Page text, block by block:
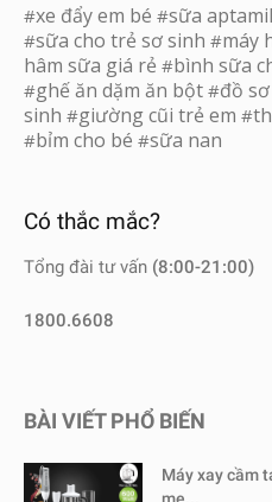
#xe đẩy em bé #sữa aptamil
#sữa cho trẻ sơ sinh #máy
hâm sữa giá rẻ #bình sữa
#ghế ăn dặm ăn bột #đồ
sinh #giường cũi trẻ em #
#bỉm cho bé #sữa nan
Có thắc mắc?
Tổng đài tư vấn (8:00-21:00)
1800.6608
BÀI VIẾT PHỔ BIẾN
Máy xay cầm
mẹ...